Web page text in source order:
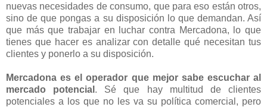
nuevas necesidades de consumo, que para eso están otros,
sino de que pongas a su disposición lo que demandan. Así
que más que trabajar en luchar contra Mercadona, lo que
tienes que hacer es analizar con detalle qué necesitan tus
clientes y ponerlo a su disposición.
Mercadona es el operador que mejor sabe escuchar al
mercado potencial . Sé que hay multitud de clientes
potenciales a los que no les va su política comercial, pero